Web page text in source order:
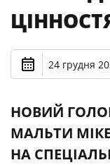
24 грудня
НОВИЙ
МАЛЬТИ
НА